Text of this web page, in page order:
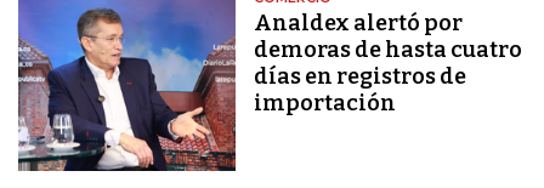
Analdex alertó por
demoras de hasta cuatro
días en registros de
importación